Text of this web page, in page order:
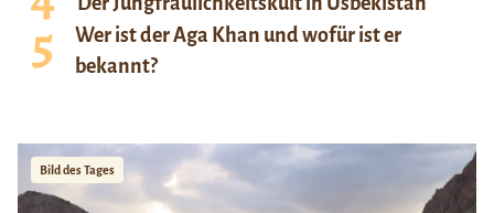
Wer ist der Aga Khan und wofür ist er
bekannt?
Bild des Tages